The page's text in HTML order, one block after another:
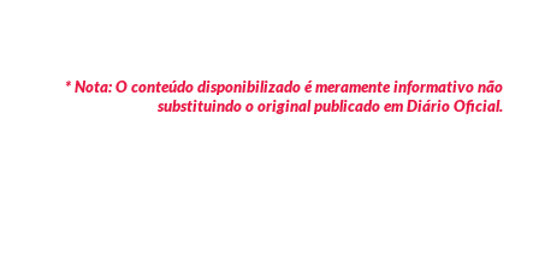
* Nota: O conteúdo disponibilizado é meramente informativo não
substituindo o original publicado em Diário Oficial.